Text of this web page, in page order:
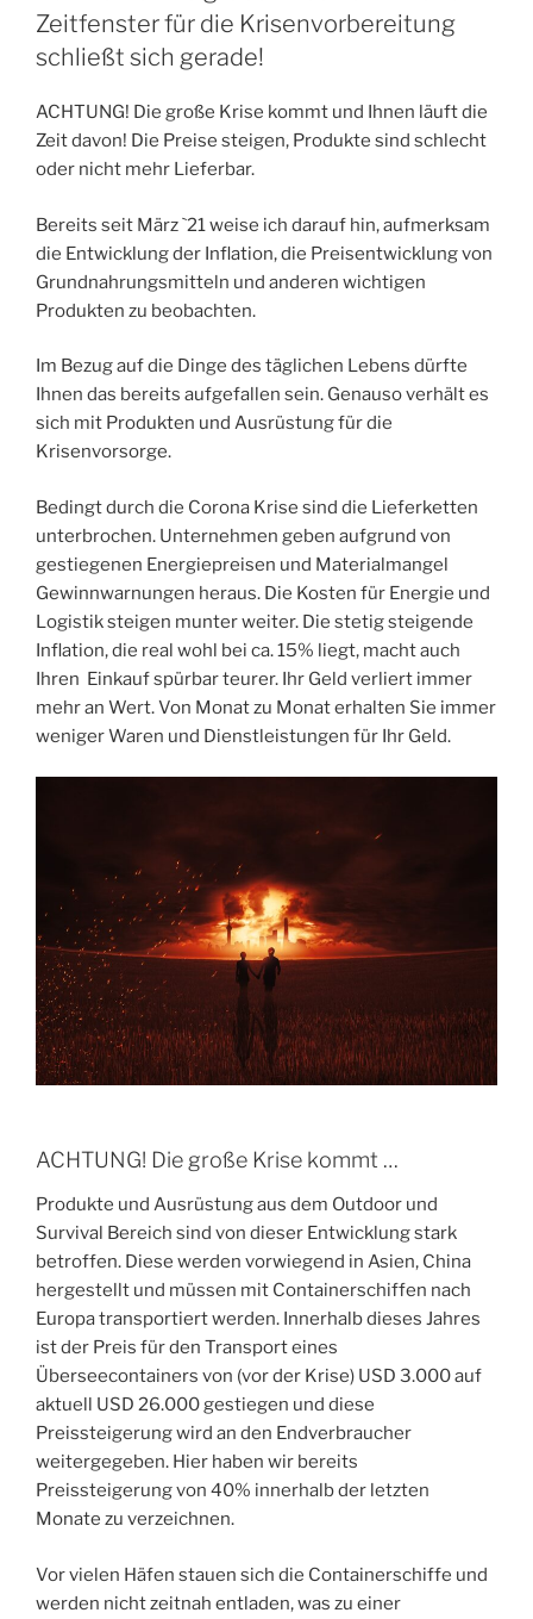
b
o
o
k
a
m
Zeitfenster für die Krisenvorbereitung
schließt sich gerade!
ACHTUNG! Die große Krise kommt und Ihnen läuft die
Zeit davon! Die Preise steigen, Produkte sind schlecht
oder nicht mehr Lieferbar.
Bereits seit März `21 weise ich darauf hin, aufmerksam
die Entwicklung der Inflation, die Preisentwicklung von
Grundnahrungsmitteln und anderen wichtigen
Produkten zu beobachten.
Im Bezug auf die Dinge des täglichen Lebens dürfte
Ihnen das bereits aufgefallen sein. Genauso verhält es
sich mit Produkten und Ausrüstung für die
Krisenvorsorge.
Bedingt durch die Corona Krise sind die Lieferketten
unterbrochen. Unternehmen geben aufgrund von
gestiegenen Energiepreisen und Materialmangel
Gewinnwarnungen heraus. Die Kosten für Energie und
Logistik steigen munter weiter. Die stetig steigende
Inflation, die real wohl bei ca. 15% liegt, macht auch
Ihren Einkauf spürbar teurer. Ihr Geld verliert immer
mehr an Wert. Von Monat zu Monat erhalten Sie immer
weniger Waren und Dienstleistungen für Ihr Geld.
ACHTUNG! Die große Krise kommt …
Produkte und Ausrüstung aus dem Outdoor und
Survival Bereich sind von dieser Entwicklung stark
betroffen. Diese werden vorwiegend in Asien, China
hergestellt und müssen mit Containerschiffen nach
Europa transportiert werden. Innerhalb dieses Jahres
ist der Preis für den Transport eines
Überseecontainers von (vor der Krise) USD 3.000 auf
aktuell USD 26.000 gestiegen und diese
Preissteigerung wird an den Endverbraucher
weitergegeben. Hier haben wir bereits
Preissteigerung von 40% innerhalb der letzten
Monate zu verzeichnen.
Vor vielen Häfen stauen sich die Containerschiffe und
werden nicht zeitnah entladen, was zu einer